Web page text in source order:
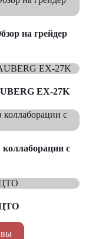
на грейдер
EX-27K
с
ЦТО